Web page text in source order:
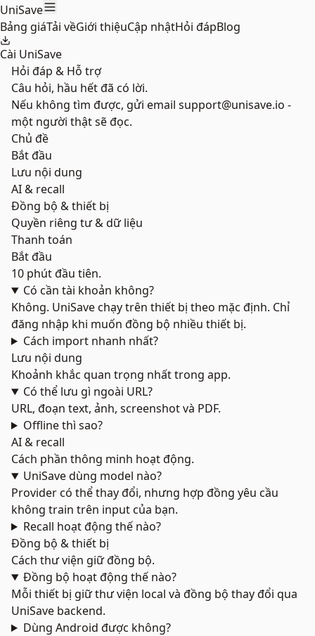
Skip to main content
UniSave
Bảng giáTải vềGiới thiệuCập nhậtHỏi đápBlog
Cài UniSave
Hỏi đáp & Hỗ trợ
Câu hỏi, hầu hết đã có lời.
Nếu không tìm được, gửi email support@unisave.io -
một người thật sẽ đọc.
Chủ đề
Bắt đầu
Lưu nội dung
AI & recall
Đồng bộ & thiết bị
Quyền riêng tư & dữ liệu
Thanh toán
Bắt đầu
10 phút đầu tiên.
Có cần tài khoản không?
Không. UniSave chạy trên thiết bị theo mặc định. Chỉ
đăng nhập khi muốn đồng bộ nhiều thiết bị.
Cách import nhanh nhất?
Lưu nội dung
Khoảnh khắc quan trọng nhất trong app.
Có thể lưu gì ngoài URL?
URL, đoạn text, ảnh, screenshot và PDF.
Offline thì sao?
AI & recall
Cách phần thông minh hoạt động.
UniSave dùng model nào?
Provider có thể thay đổi, nhưng hợp đồng yêu cầu
không train trên input của bạn.
Recall hoạt động thế nào?
Đồng bộ & thiết bị
Cách thư viện giữ đồng bộ.
Đồng bộ hoạt động thế nào?
Mỗi thiết bị giữ thư viện local và đồng bộ thay đổi qua
UniSave backend.
Dùng Android được không?